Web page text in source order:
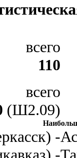
всего
110
всего
(Ш2.09)
-